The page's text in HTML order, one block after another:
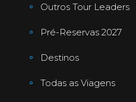
Outros Tour Leaders
Pré-Reservas 2027
Destinos
Todas as Viagens